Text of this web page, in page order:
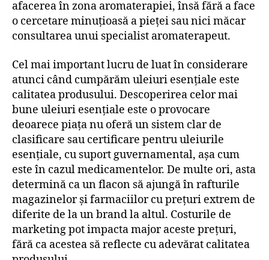
afacerea în zona aromaterapiei, însă fără a face
o cercetare minuțioasă a pieței sau nici măcar
consultarea unui specialist aromaterapeut.
Cel mai important lucru de luat în considerare
atunci când cumpărăm uleiuri esențiale este
calitatea produsului. Descoperirea celor mai
bune uleiuri esențiale este o provocare
deoarece piața nu oferă un sistem clar de
clasificare sau certificare pentru uleiurile
esențiale, cu suport guvernamental, așa cum
este în cazul medicamentelor. De multe ori, asta
determină ca un flacon să ajungă în rafturile
magazinelor și farmaciilor cu prețuri extrem de
diferite de la un brand la altul. Costurile de
marketing pot impacta major aceste prețuri,
fără ca acestea să reflecte cu adevărat calitatea